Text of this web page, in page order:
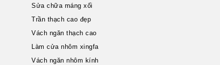
Sửa chữa máng xối
Trần thạch cao đẹp
Vách ngăn thạch cao
Làm cửa nhôm xingfa
Vách ngăn nhôm kính